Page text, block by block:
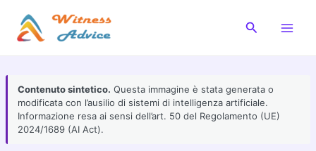
contenuto
Cerca
Contenuto sintetico. Questa immagine è stata generata o
modificata con l’ausilio di sistemi di intelligenza artificiale.
Informazione resa ai sensi dell’art. 50 del Regolamento (UE)
2024/1689 (AI Act).